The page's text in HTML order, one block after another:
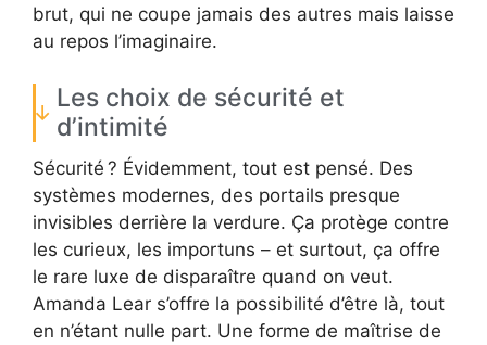
brut, qui ne coupe jamais des autres mais laisse
au repos l’imaginaire.
Les choix de sécurité et
d’intimité
Sécurité ? Évidemment, tout est pensé. Des
systèmes modernes, des portails presque
invisibles derrière la verdure. Ça protège contre
les curieux, les importuns – et surtout, ça offre
le rare luxe de disparaître quand on veut.
Amanda Lear s’offre la possibilité d’être là, tout
en n’étant nulle part. Une forme de maîtrise de